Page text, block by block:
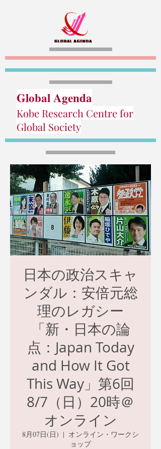
Global Agenda
Kobe Research Centre for
Global Society
日本の政治スキャ
ンダル：安倍元総
理のレガシー
「新・日本の論
点：Japan Today
and How It Got
This Way」第6回
8/7（日）20時＠
オンライン
8月07日(日)
  |
オンライン・ワークシ
ョップ